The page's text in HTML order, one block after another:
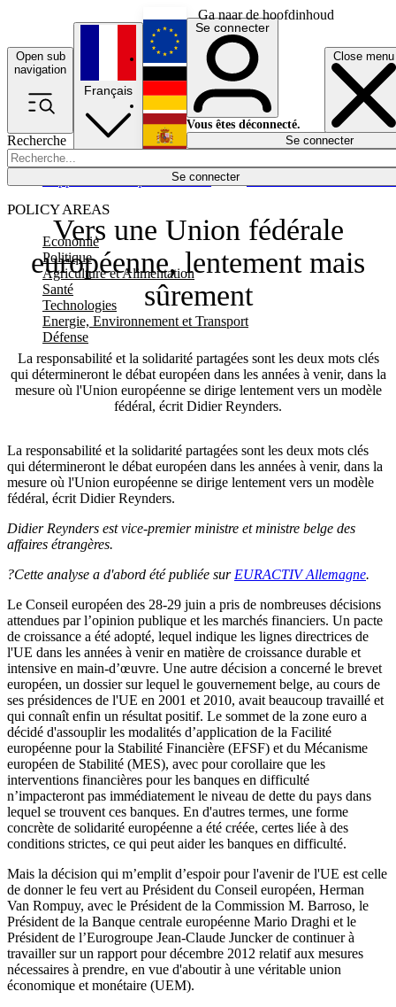
Ga naar de hoofdinhoud
Open sub
navigation
Close menu
Recherche
Se connecter
POLICY AREAS
Economie
Politique
Agriculture et Alimentation
Santé
Technologies
Energie, Environnement et Transport
Défense
Économie
Français
English
Deutsch
Español
Se connecter
Vous êtes déconnecté.
Se connecter
Vers une Union fédérale
européenne, lentement mais
sûrement
La responsabilité et la solidarité partagées sont les deux mots clés
qui détermineront le débat européen dans les années à venir, dans la
mesure où l'Union européenne se dirige lentement vers un modèle
fédéral, écrit Didier Reynders.
La responsabilité et la solidarité partagées sont les deux mots clés
qui détermineront le débat européen dans les années à venir, dans la
mesure où l'Union européenne se dirige lentement vers un modèle
fédéral, écrit Didier Reynders.
Didier Reynders est vice-premier ministre et ministre belge des
affaires étrangères.
?Cette analyse a d'abord été publiée sur EURACTIV Allemagne.
Le Conseil européen des 28-29 juin a pris de nombreuses décisions
attendues par l’opinion publique et les marchés financiers. Un pacte
de croissance a été adopté, lequel indique les lignes directrices de
l'UE dans les années à venir en matière de croissance durable et
intensive en main-d’œuvre. Une autre décision a concerné le brevet
européen, un dossier sur lequel le gouvernement belge, au cours de
ses présidences de l'UE en 2001 et 2010, avait beaucoup travaillé et
qui connaît enfin un résultat positif. Le sommet de la zone euro a
décidé d'assouplir les modalités d’application de la Facilité
européenne pour la Stabilité Financière (EFSF) et du Mécanisme
européen de Stabilité (MES), avec pour corollaire que les
interventions financières pour les banques en difficulté
n’impacteront pas immédiatement le niveau de dette du pays dans
lequel se trouvent ces banques. En d'autres termes, une forme
concrète de solidarité européenne a été créée, certes liée à des
conditions strictes, ce qui peut aider les banques en difficulté.
Mais la décision qui m’emplit d’espoir pour l'avenir de l'UE est celle
de donner le feu vert au Président du Conseil européen, Herman
Van Rompuy, avec le Président de la Commission M. Barroso, le
Président de la Banque centrale européenne Mario Draghi et le
Président de l’Eurogroupe Jean-Claude Juncker de continuer à
travailler sur un rapport pour décembre 2012 relatif aux mesures
nécessaires à prendre, en vue d'aboutir à une véritable union
économique et monétaire (UEM).